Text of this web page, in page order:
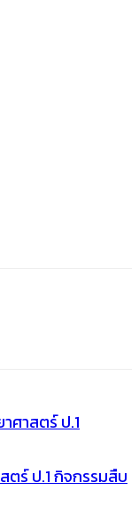
ศาสตร์ ป.1
ตร์ ป.1 กิจกรรมสืบ